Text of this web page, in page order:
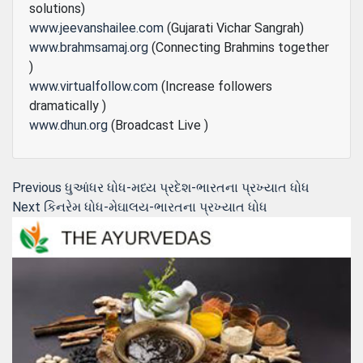
solutions)
www.jeevanshailee.com (Gujarati Vichar Sangrah)
www.brahmsamaj.org (Connecting Brahmins together
)
www.virtualfollow.com (Increase followers
dramatically )
www.dhun.org (Broadcast Live )
Post
navigation
Previous Previous
post:
ધુઆંધર ધોધ-મધ્ય પ્રદેશ-ભારતના પ્રખ્યાત ધોધ
Next Next
કિનરેમ ધોધ-મેઘાલય-ભારતના પ્રખ્યાત ધોધ